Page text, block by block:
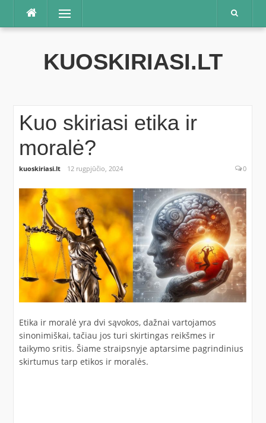
Praleisti
Meniu
KUOSKIRIASI.LT
Kuo skiriasi etika ir
moralė?
kuoskiriasi.lt 12 rugpjūčio, 2024 0
Etika ir moralė yra dvi sąvokos, dažnai vartojamos
sinonimiškai, tačiau jos turi skirtingas reikšmes ir
taikymo sritis. Šiame straipsnyje aptarsime pagrindinius
skirtumus tarp etikos ir moralės.